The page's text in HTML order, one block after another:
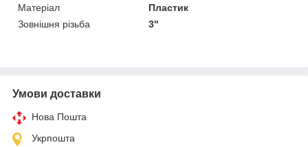
Матеріал
Пластик
Зовнішня різьба
3"
Умови доставки
Нова Пошта
Укрпошта